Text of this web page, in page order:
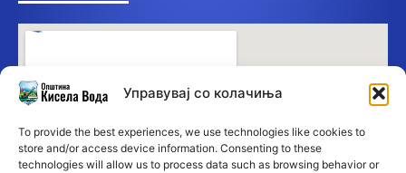
Управувај со колачиња
To provide the best experiences, we use technologies like cookies to
store and/or access device information. Consenting to these
technologies will allow us to process data such as browsing behavior or